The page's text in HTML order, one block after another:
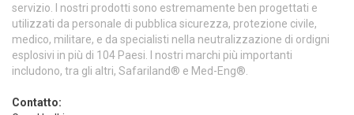
servizio. I nostri prodotti sono estremamente ben progettati e
utilizzati da personale di pubblica sicurezza, protezione civile,
medico, militare, e da specialisti nella neutralizzazione di ordigni
esplosivi in più di 104 Paesi. I nostri marchi più importanti
includono, tra gli altri, Safariland® e Med-Eng®.
Contatto: